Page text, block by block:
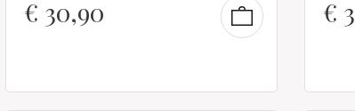
€ 30,90 €